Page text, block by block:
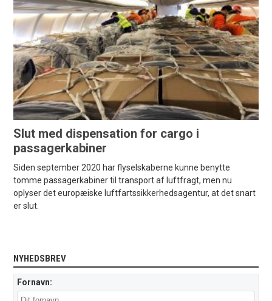
Slut med dispensation for cargo i
passagerkabiner
Siden september 2020 har flyselskaberne kunne benytte
tomme passagerkabiner til transport af luftfragt, men nu
oplyser det europæiske luftfartssikkerhedsagentur, at det snart
er slut.
NYHEDSBREV
Fornavn: